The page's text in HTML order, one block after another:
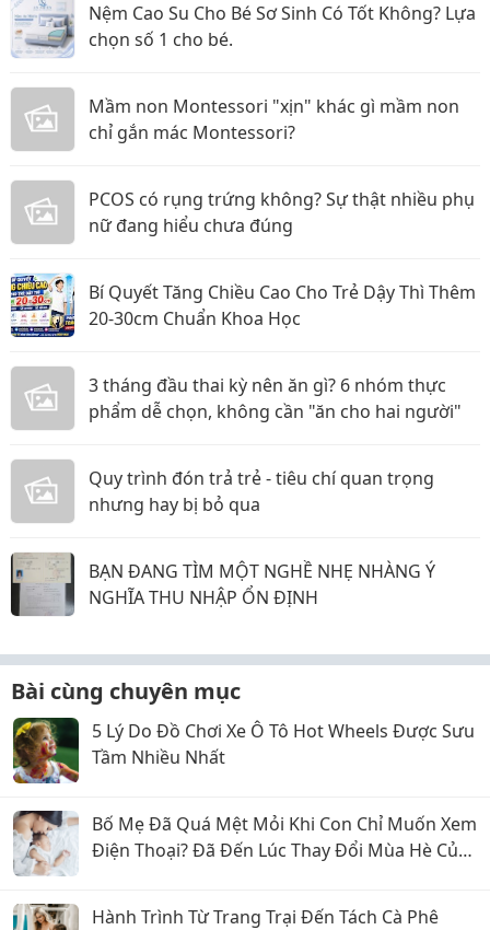
Nệm Cao Su Cho Bé Sơ Sinh Có Tốt Không? Lựa
chọn số 1 cho bé.
Mầm non Montessori "xịn" khác gì mầm non
chỉ gắn mác Montessori?
PCOS có rụng trứng không? Sự thật nhiều phụ
nữ đang hiểu chưa đúng
Bí Quyết Tăng Chiều Cao Cho Trẻ Dậy Thì Thêm
20-30cm Chuẩn Khoa Học
3 tháng đầu thai kỳ nên ăn gì? 6 nhóm thực
phẩm dễ chọn, không cần "ăn cho hai người"
Quy trình đón trả trẻ - tiêu chí quan trọng
nhưng hay bị bỏ qua
BẠN ĐANG TÌM MỘT NGHỀ NHẸ NHÀNG Ý
NGHĨA THU NHẬP ỔN ĐỊNH
Bài cùng chuyên mục
5 Lý Do Đồ Chơi Xe Ô Tô Hot Wheels Được Sưu
Tầm Nhiều Nhất
Bố Mẹ Đã Quá Mệt Mỏi Khi Con Chỉ Muốn Xem
Điện Thoại? Đã Đến Lúc Thay Đổi Mùa Hè Của
Hành Trình Từ Trang Trại Đến Tách Cà Phê